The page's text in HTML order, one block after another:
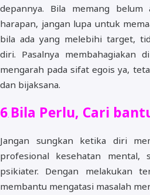
depannya. Bila memang belum
harapan, jangan lupa untuk
bila ada yang melebihi target,
diri. Pasalnya membahagiakan
mengarah pada sifat egois ya,
dan bijaksana.
6. Bila Perlu, Cari
Jangan sungkan ketika diri
profesional kesehatan mental,
psikiater. Dengan melakukan
membantu mengatasi masalah